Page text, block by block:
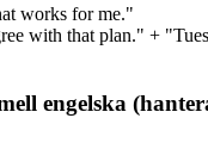
works for me."
with that plan." +
engelska